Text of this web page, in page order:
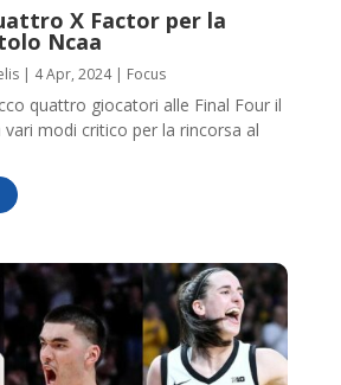
X Factor per la
Ncaa
| 4 Apr, 2024| Focus
quattro giocatori alle Final Four il
modi critico per la rincorsa al